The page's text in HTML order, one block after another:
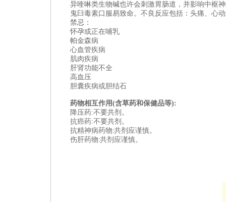
异喹啉类生物碱也许会刺激胃肠道，并影响中枢
鬼臼毒素口服易致命。不良反应包括：头痛、心
禁忌：
怀孕或正在哺乳
帕金森病
心血管疾病
肌肉疾病
肝肾功能不全
高血压
胆囊疾病或胆结石
药物相互作用(含草药和保健品等):
降压药:不要共剂。
抗癌药:不要共剂。
抗精神病药物: 共剂应谨慎。
伤肝药物: 共剂应谨慎。